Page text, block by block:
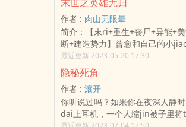
量造灵，亦被我以无上圣光生生轰下。” “现在
要对付我？” ju龙咆哮山川震动，大地悲鸣。圣光闪
耀，驱逐黑暗，净化世界。 yin影，黑暗，以及恶人，
作者 : 肉山无限晕
简介：【末ri+重生+丧尸+异能+
断+建造势力】曾愈和自己的小
纱照，忽然末世就爆发了！幸运的
能，可是不幸的是，并不知dao怎
尸脑袋里的能量晶呢？”“经验值也
统！
最近更新 2023-05-20 17:30
隐秘死角
作者 : 滚开
你听说过吗？如果你在夜深人静
dai上耳机，一个人缩jin被子里将